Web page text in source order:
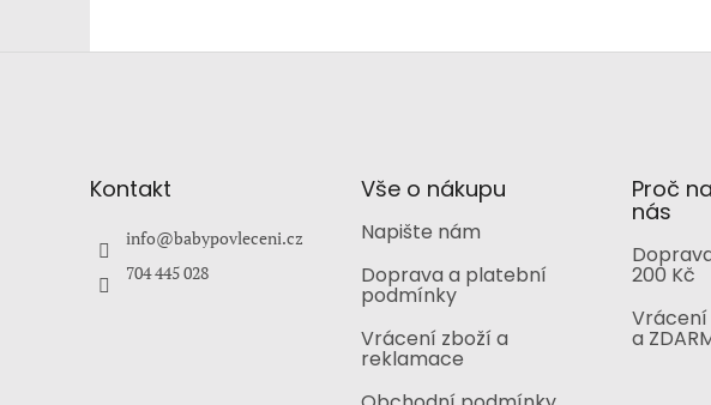
Kontakt
info@babypovleceni.cz
704 445 028
Vše o nákupu
Napište nám
Doprava a platební
podmínky
Vrácení zboží a
reklamace
Proč
nás
200 Kč
Vrácení
a